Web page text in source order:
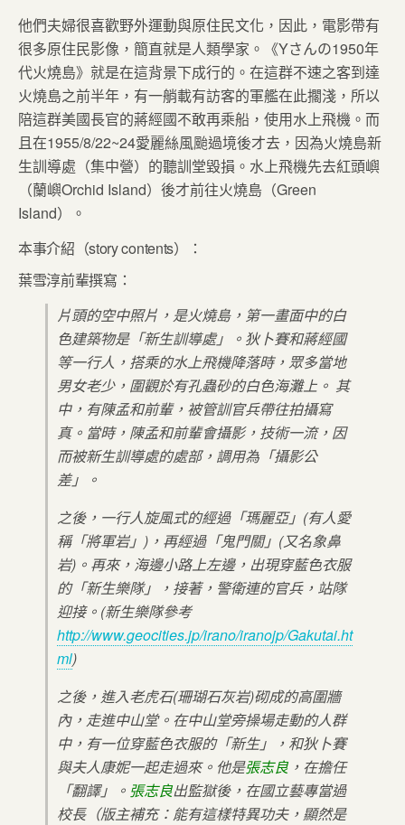
他們夫婦很喜歡野外運動與原住民文化，因此，電影帶有
很多原住民影像，簡直就是人類學家。《Yさんの1950年
代火燒島》就是在這背景下成行的。在這群不速之客到達
火燒島之前半年，有一艄載有訪客的軍艦在此擱淺，所以
陪這群美國長官的蔣經國不敢再乘船，使用水上飛機。而
且在1955/8/22~24愛麗絲風颱過境後才去，因為火燒島新
生訓導處（集中營）的聽訓堂毀損。水上飛機先去紅頭嶼
（蘭嶼Orchid Island）後才前往火燒島（Green
Island）。
本事介紹（story contents）：
葉雪淳前輩撰寫：
片頭的空中照片，是火燒島，第一畫面中的白
色建築物是「新生訓導處」。狄卜賽和蔣經國
等一行人，搭乘的水上飛機降落時，眾多當地
男女老少，圍觀於有孔蟲砂的白色海灘上。 其
中，有陳孟和前輩，被管訓官兵帶往拍攝寫
真。當時，陳孟和前輩會攝影，技術一流，因
而被新生訓導處的處部，調用為「攝影公
差」。
之後，一行人旋風式的經過「瑪麗亞」(有人愛
稱「將軍岩」)，再經過「鬼門關」(又名象鼻
岩)。再來，海邊小路上左邊，出現穿藍色衣服
的「新生樂隊」，接著，警衛連的官兵，站隊
迎接。(新生樂隊參考
http://www.geocities.jp/irano/iranojp/Gakutai.ht
ml)
之後，進入老虎石(珊瑚石灰岩)砌成的高圍牆
內，走進中山堂。在中山堂旁操場走動的人群
中，有一位穿藍色衣服的「新生」，和狄卜賽
與夫人康妮一起走過來。他是張志良，在擔任
「翻譯」。 張志良出監獄後，在國立藝專當過
校長（版主補充：能有這樣特異功夫，顯然是